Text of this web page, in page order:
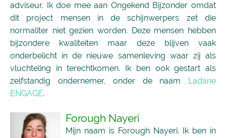
adviseur. Ik doe mee aan Ongekend Bijzonder omdat
dit project mensen in de schijnwerpers zet die
normaliter niet gezien worden. Deze mensen hebben
bijzondere kwaliteiten maar deze blijven vaak
onderbelicht in de nieuwe samenleving waar zij als
vluchteling in terechtkomen. Ik ben ook gestart als
zelfstandig ondernemer, onder de naam Ladane
ENGAGE.
Forough Nayeri
Mijn naam is Forough Nayeri. Ik ben in